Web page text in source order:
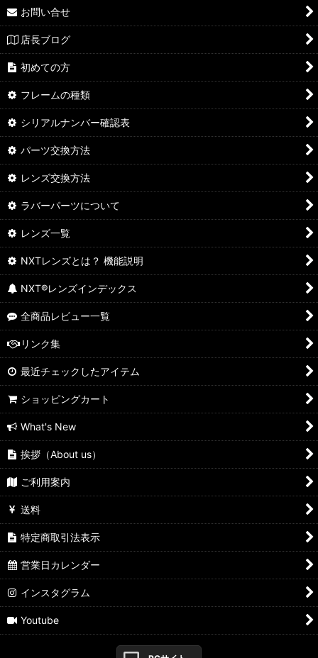
お問い合せ
店長ブログ
初めての方
フレームの種類
シリアルナンバー確認表
パーツ交換方法
レンズ交換方法
ラバーパーツについて
レンズ一覧
NXTレンズとは？ 機能説明
NXT®レンズインデックス
全商品レビュー一覧
リンク集
最近チェックしたアイテム
ショッピングカート
What's New
挨拶（About us）
ご利用案内
送料
特定商取引法表示
営業日カレンダー
インスタグラム
Youtube